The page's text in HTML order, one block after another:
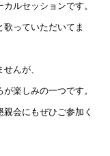
ルセッションです。
っていただいてま
んが、
楽しみの一つです。
会にもぜひご参加く